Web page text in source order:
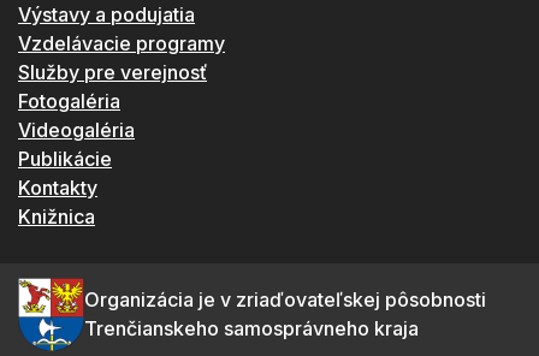
Výstavy a podujatia
Vzdelávacie programy
Služby pre verejnosť
Fotogaléria
Videogaléria
Publikácie
Kontakty
Knižnica
Organizácia je v zriaďovateľskej pôsobnosti
Trenčianskeho samosprávneho kraja